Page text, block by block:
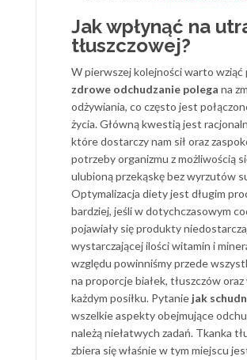
Jak wpłynąć na
tłuszczowej?
W pierwszej kolejności warto wziąć
zdrowe odchudzanie polega na
odżywiania, co często jest
życia. Główną kwestią jest
które dostarczy nam sił oraz
potrzeby organizmu z możliwością
ulubioną przekąskę bez wyrzutów
Optymalizacja diety jest długim
bardziej, jeśli w dotychczasowym
pojawiały się produkty
wystarczającej ilości witamin i
względu powinniśmy przede
na proporcje białek, tłuszczów
każdym posiłku. Pytanie jak
wszelkie aspekty obejmujące
należą niełatwych zadań. Tkanka
zbiera się właśnie w tym miejscu